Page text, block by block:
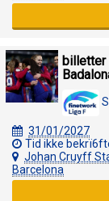
billetter
31/01/2027
Tid ikke
Johan Cruyff
Barcelona